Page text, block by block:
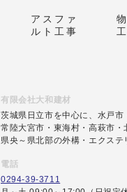
アスファ
ルト工事
有限会社大和建材
茨城県日立市を中心に、水戸市
常陸大宮市・東海村・高萩市・
県央～県北部の外構・エクステ
電話
0294-39-3711